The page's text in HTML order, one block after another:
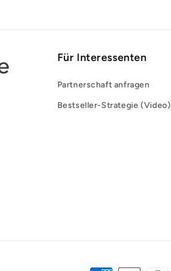
Für Interessenten
Partnerschaft anfragen
Bestseller-Strategie (Video)